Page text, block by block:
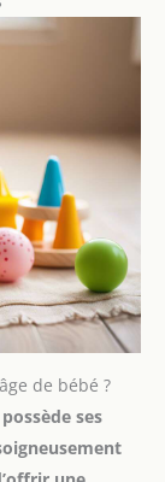
de bébé ?
ses